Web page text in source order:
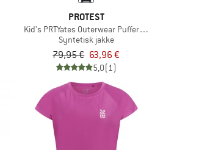
PROTEST
Kid's PRTYates Outerwear Pufferjacket
Syntetisk jakke
79,95 € 63,96 €
5,0(1)